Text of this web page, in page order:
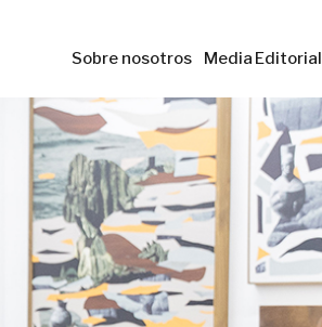
Sobre nosotros Media Editorial